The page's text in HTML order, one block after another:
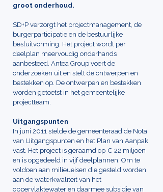
groot onderhoud.
SD+P verzorgt het projectmanagement, de
burgerparticipatie en de bestuurlijke
besluitvorming. Het project wordt per
deelplan meervoudig onderhands
aanbesteed. Antea Group voert de
onderzoeken uit en stelt de ontwerpen en
bestekken op. De ontwerpen en bestekken
worden getoetst in het gemeentelijke
projectteam.
Uitgangspunten
In juni 2011 stelde de gemeenteraad de Nota
van Uitgangspunten en het Plan van Aanpak
vast. Het project is geraamd op € 22 miljoen
en is opgedeeld in vijf deelplannen. Om te
voldoen aan milieueisen die gesteld worden
aan de waterkwaliteit van het
oppervlaktewater en daarmee subsidie van